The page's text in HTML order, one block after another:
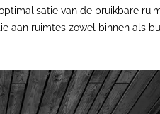
van de bruikbare
aan ruimtes zowel binnen als